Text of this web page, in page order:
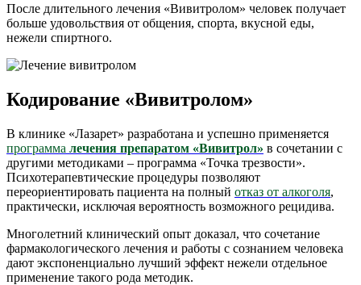
После длительного лечения «Вивитролом» человек получает
больше удовольствия от общения, спорта, вкусной еды,
нежели спиртного.
Кодирование «Вивитролом»
В клинике «Лазарет» разработана и успешно применяется
программа лечения препаратом «Вивитрол» в сочетании с
другими методиками – программа «Точка трезвости».
Психотерапевтические процедуры позволяют
переориентировать пациента на полный отказ от алкоголя,
практически, исключая вероятность возможного рецидива.
Многолетний клинический опыт доказал, что сочетание
фармакологического лечения и работы с сознанием человека
дают экспоненциально лучший эффект нежели отдельное
применение такого рода методик.